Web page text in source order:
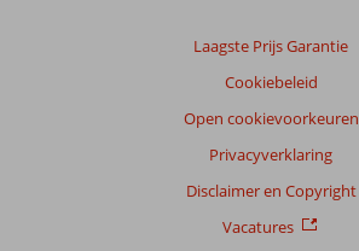
Laagste Prijs Garantie
Cookiebeleid
Open cookievoorkeuren
Privacyverklaring
Disclaimer en Copyright
Vacatures